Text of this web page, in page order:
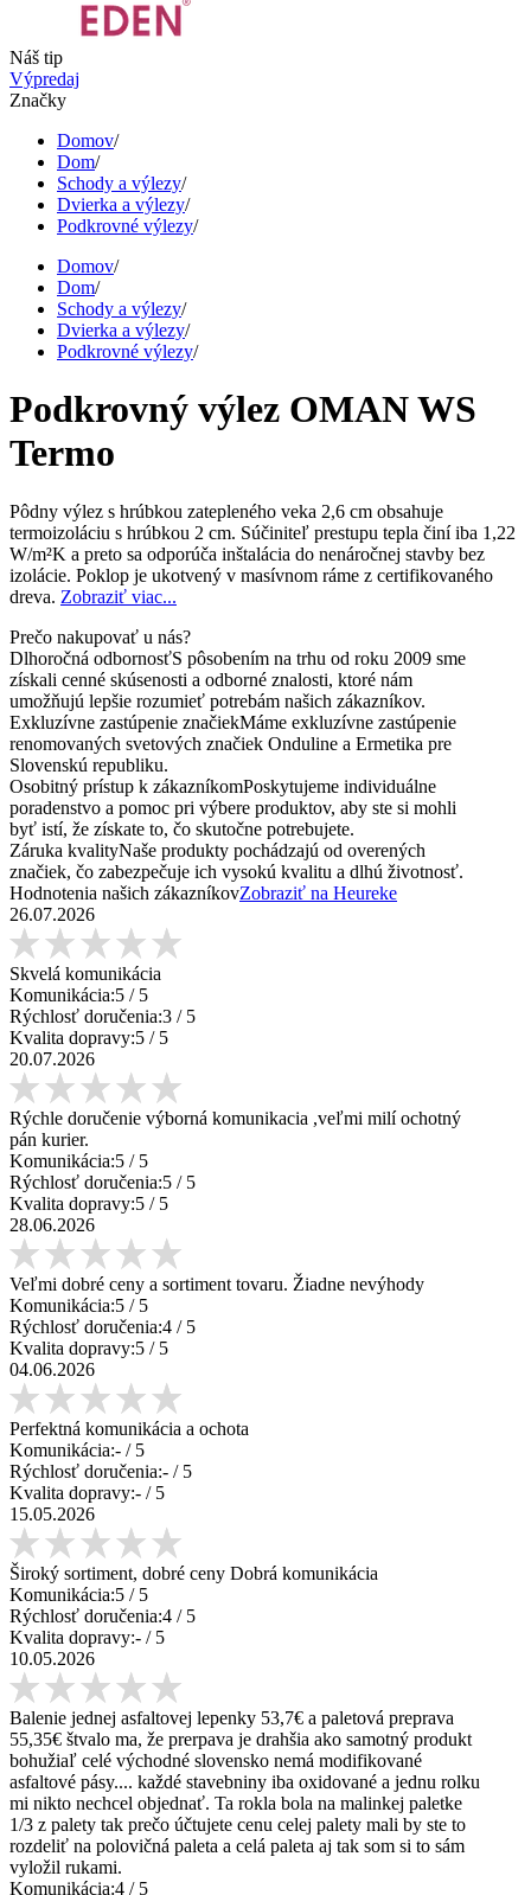
Náš tip
Výpredaj
Značky
Domov/
Dom/
Schody a výlezy/
Dvierka a výlezy/
Podkrovné výlezy/
Domov/
Dom/
Schody a výlezy/
Dvierka a výlezy/
Podkrovné výlezy/
Podkrovný výlez OMAN WS
Termo
Pôdny výlez s hrúbkou zatepleného veka 2,6 cm obsahuje
termoizoláciu s hrúbkou 2 cm. Súčiniteľ prestupu tepla činí iba 1,22
W/m²K a preto sa odporúča inštalácia do nenáročnej stavby bez
izolácie. Poklop je ukotvený v masívnom ráme z certifikovaného
dreva. Zobraziť viac...
Prečo nakupovať u nás?
Dlhoročná odbornosťS pôsobením na trhu od roku 2009 sme
získali cenné skúsenosti a odborné znalosti, ktoré nám
umožňujú lepšie rozumieť potrebám našich zákazníkov.
Exkluzívne zastúpenie značiekMáme exkluzívne zastúpenie
renomovaných svetových značiek Onduline a Ermetika pre
Slovenskú republiku.
Osobitný prístup k zákazníkomPoskytujeme individuálne
poradenstvo a pomoc pri výbere produktov, aby ste si mohli
byť istí, že získate to, čo skutočne potrebujete.
Záruka kvalityNaše produkty pochádzajú od overených
značiek, čo zabezpečuje ich vysokú kvalitu a dlhú životnosť.
Hodnotenia našich zákazníkovZobraziť na Heureke
26.07.2026
Skvelá komunikácia
Komunikácia:5 / 5
Rýchlosť doručenia:3 / 5
Kvalita dopravy:5 / 5
20.07.2026
Rýchle doručenie výborná komunikacia ,veľmi milí ochotný
pán kurier.
Komunikácia:5 / 5
Rýchlosť doručenia:5 / 5
Kvalita dopravy:5 / 5
28.06.2026
Veľmi dobré ceny a sortiment tovaru. Žiadne nevýhody
Komunikácia:5 / 5
Rýchlosť doručenia:4 / 5
Kvalita dopravy:5 / 5
04.06.2026
Perfektná komunikácia a ochota
Komunikácia:- / 5
Rýchlosť doručenia:- / 5
Kvalita dopravy:- / 5
15.05.2026
Široký sortiment, dobré ceny Dobrá komunikácia
Komunikácia:5 / 5
Rýchlosť doručenia:4 / 5
Kvalita dopravy:- / 5
10.05.2026
Balenie jednej asfaltovej lepenky 53,7€ a paletová preprava
55,35€ štvalo ma, že prerpava je drahšia ako samotný produkt
bohužiaľ celé východné slovensko nemá modifikované
asfaltové pásy.... každé stavebniny iba oxidované a jednu rolku
mi nikto nechcel objednať. Ta rokla bola na malinkej paletke
1/3 z palety tak prečo účtujete cenu celej palety mali by ste to
rozdeliť na polovičná paleta a celá paleta aj tak som si to sám
vyložil rukami.
Komunikácia:4 / 5